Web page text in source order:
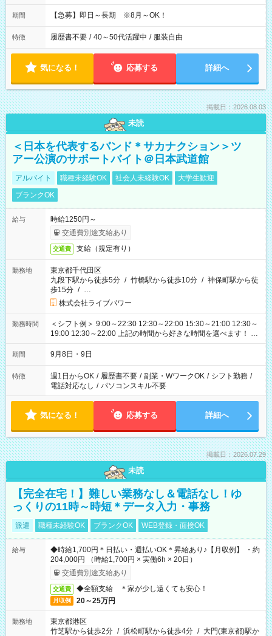
期間 【急募】即日～長期 ※8月～OK！
特徴 履歴書不要 / 40～50代活躍中 / 服装自由
気になる！ 応募する 詳細へ
掲載日：2026.08.03
未読
＜日本を代表するバンド＊サカナクション＞ツ
アー公演のサポートバイト＠日本武道館
アルバイト 職種未経験OK 社会人未経験OK
大学生歓迎
ブランクOK
給与
時給1250円～
交通費別途支給あり
交通費 支給（規定有り）
勤務地
東京都千代田区
九段下駅から徒歩5分 / 竹橋駅から徒歩10分 / 神保町駅から徒
歩15分 / …
株式会社ライブパワー
勤務時間
＜シフト例＞ 9:00～22:30 12:30～22:00 15:30～21:00 12:30～
19:00 12:30～22:00 上記の時間から好きな時間を選べます！ ※
時間は変更となる可能性があります
期間 9月8日・9日
特徴 週1日からOK / 履歴書不要 / 副業・WワークOK / シフト勤務 /
電話対応なし / パソコンスキル不要
気になる！ 応募する 詳細へ
掲載日：2026.07.29
未読
【完全在宅！】難しい業務なし＆電話なし！ゆ
っくりの11時～時短＊データ入力・事務
派遣 職種未経験OK ブランクOK WEB登録・面接OK
給与
◆時給1,700円＊日払い・週払いOK＊昇給あり♪【月収例】 ・約
204,000円 （時給1,700円 × 実働6h × 20日）
交通費別途支給あり
交通費 ◆全額支給 ＊家が少し遠くても安心！
月収例 20～25万円
勤務地
東京都港区
竹芝駅から徒歩2分 / 浜松町駅から徒歩4分 / 大門(東京都)駅か